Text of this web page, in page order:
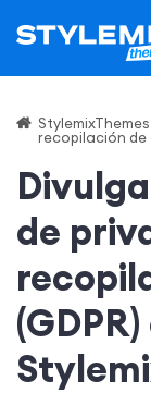
StylemixThemes
recopilación de
de